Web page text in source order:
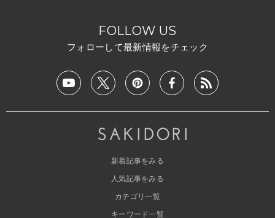
FOLLOW US
フォローして最新情報をチェック
新着記事をみる
人気記事をみる
カテゴリ一覧
キーワード一覧